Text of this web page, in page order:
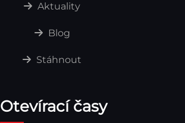
Aktuality
Blog
Stáhnout
Otevírací časy